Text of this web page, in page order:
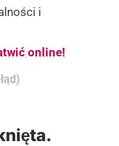
i
online!